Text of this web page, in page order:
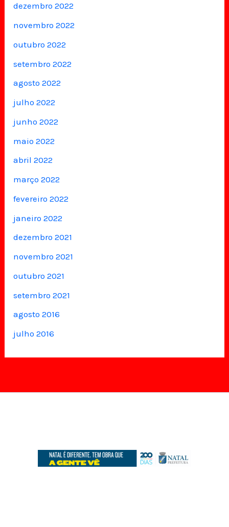
dezembro 2022
novembro 2022
outubro 2022
setembro 2022
agosto 2022
julho 2022
junho 2022
maio 2022
abril 2022
março 2022
fevereiro 2022
janeiro 2022
dezembro 2021
novembro 2021
outubro 2021
setembro 2021
agosto 2016
julho 2016